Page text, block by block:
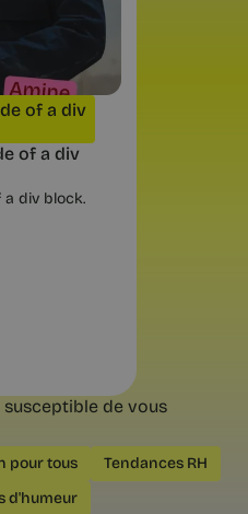
dates
de
of a div
of a div
a div block.
de vous
pour tous
Tendances RH
d'humeur